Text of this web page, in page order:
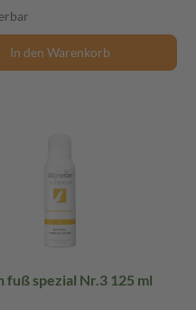
In den Warenkorb
spezial Nr.3 125 ml